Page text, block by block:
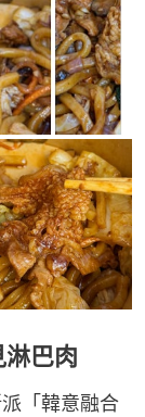
巴肉
「韓意融合